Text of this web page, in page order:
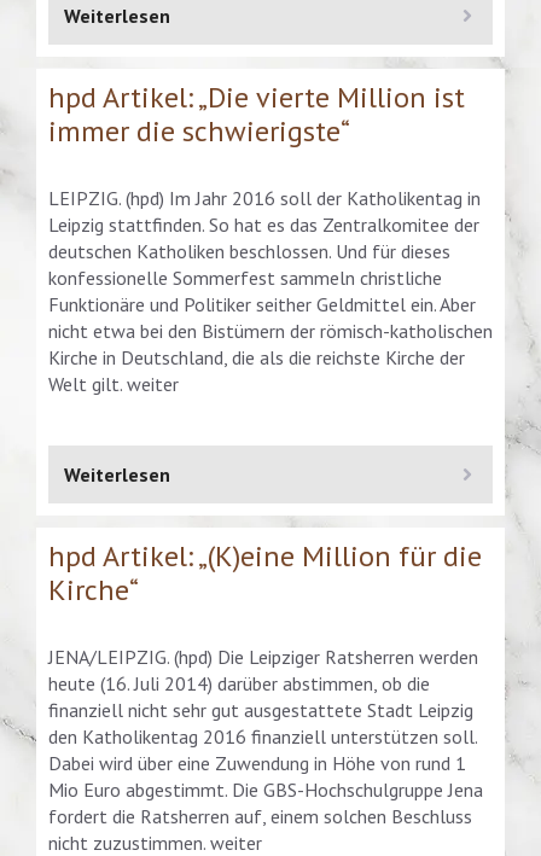
Weiterlesen
hpd Artikel: „Die vierte Million ist
immer die schwierigste“
LEIPZIG. (hpd) Im Jahr 2016 soll der Katholikentag in
Leipzig stattfinden. So hat es das Zentralkomitee der
deutschen Katholiken beschlossen. Und für dieses
konfessionelle Sommerfest sammeln christliche
Funktionäre und Politiker seither Geldmittel ein. Aber
nicht etwa bei den Bistümern der römisch-katholischen
Kirche in Deutschland, die als die reichste Kirche der
Welt gilt. weiter
Weiterlesen
hpd Artikel: „(K)eine Million für die
Kirche“
JENA/LEIPZIG. (hpd) Die Leipziger Ratsherren werden
heute (16. Juli 2014) darüber abstimmen, ob die
finanziell nicht sehr gut ausgestattete Stadt Leipzig
den Katholikentag 2016 finanziell unterstützen soll.
Dabei wird über eine Zuwendung in Höhe von rund 1
Mio Euro abgestimmt. Die GBS-Hochschulgruppe Jena
fordert die Ratsherren auf, einem solchen Beschluss
nicht zuzustimmen. weiter